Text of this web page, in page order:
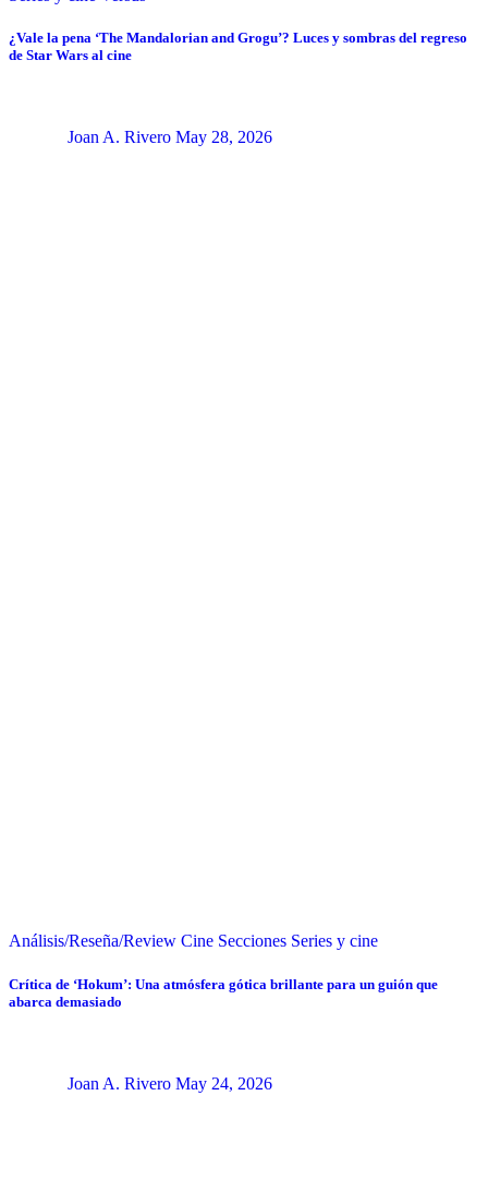
¿Vale la pena ‘The Mandalorian and Grogu’? Luces y sombras del regreso
de Star Wars al cine
Joan A. Rivero May 28, 2026
Análisis/Reseña/Review Cine Secciones Series y cine
Crítica de ‘Hokum’: Una atmósfera gótica brillante para un guión que
abarca demasiado
Joan A. Rivero May 24, 2026